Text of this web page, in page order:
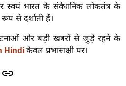
स्वयं भारत के संवैधानिक लोकतंत्र के
रूप से दर्शाती हैं।
और बड़ी खबरों से जुड़े रहने के
Hindi केवल प्रभासाक्षी पर।